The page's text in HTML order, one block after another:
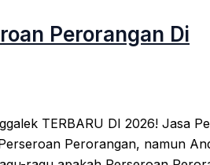
Perorangan Di
TERBARU DI 2026! Jasa
Perorangan, namun